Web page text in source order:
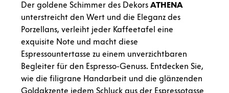
Der goldene Schimmer des Dekors ATHENA
unterstreicht den Wert und die Eleganz des
Porzellans, verleiht jeder Kaffeetafel eine
exquisite Note und macht diese
Espressountertasse zu einem unverzichtbaren
Begleiter für den Espresso-Genuss. Entdecken Sie,
wie die filigrane Handarbeit und die glänzenden
Goldakzente jedem Schluck aus der Espressotasse